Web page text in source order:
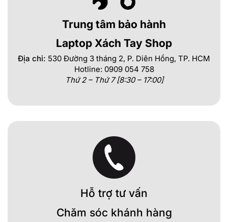
Trung tâm bảo hành
Laptop Xách Tay Shop
Địa chỉ: 530 Đường 3 tháng 2, P. Diên Hồng, TP. HCM
Hotline: 0909 054 758
Thứ 2 – Thứ 7 [8:30 – 17:00]
Hỗ trợ tư vấn
Chăm sóc khánh hàng